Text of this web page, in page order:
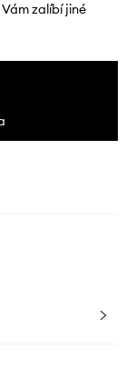
zalíbí jiné